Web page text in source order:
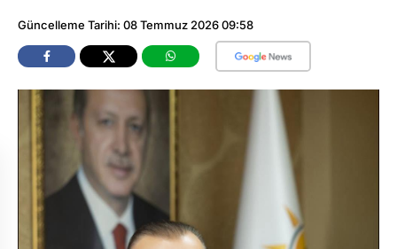
Güncelleme Tarihi: 08 Temmuz 2026 09:58